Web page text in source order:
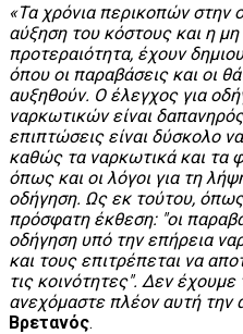
«Τα χρόνια περικοπών στην
αύξηση του κόστους και η
προτεραιότητα, έχουν
όπου οι παραβάσεις και οι
αυξηθούν. Ο έλεγχος για
ναρκωτικών είναι
επιπτώσεις είναι δύσκολο
καθώς τα ναρκωτικά και τα
όπως και οι λόγοι για τη
οδήγηση. Ως εκ τούτου,
πρόσφατη έκθεση: "οι
οδήγηση υπό την επήρεια
και τους επιτρέπεται να
τις κοινότητες". Δεν
ανεχόμαστε πλέον αυτή την
Βρετανός.